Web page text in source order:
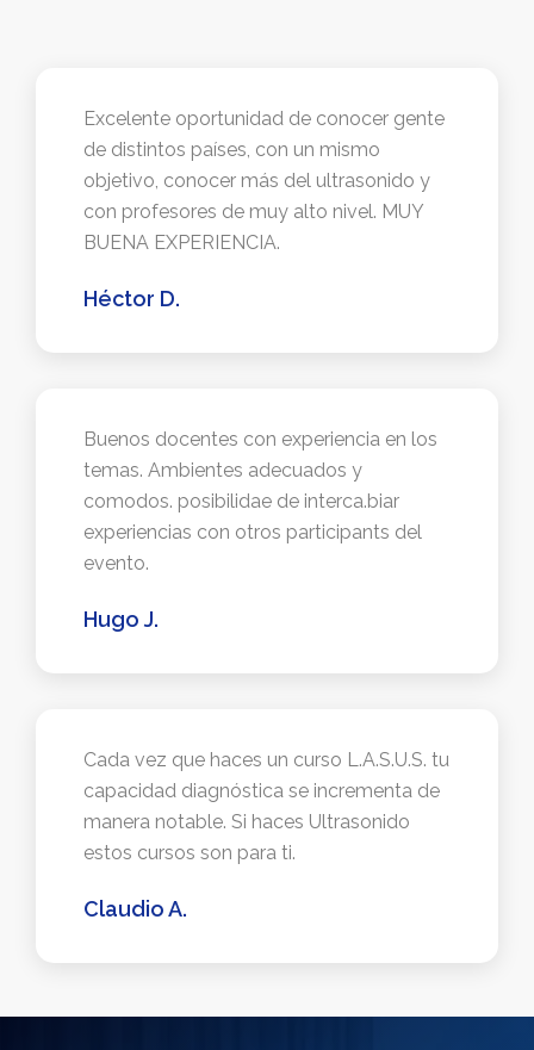
Excelente oportunidad de conocer gente
de distintos países, con un mismo
objetivo, conocer más del ultrasonido y
con profesores de muy alto nivel. MUY
BUENA EXPERIENCIA.
Héctor D.
Buenos docentes con experiencia en los
temas. Ambientes adecuados y
comodos. posibilidae de interca.biar
experiencias con otros participants del
evento.
Hugo J.
Cada vez que haces un curso L.A.S.U.S. tu
capacidad diagnóstica se incrementa de
manera notable. Si haces Ultrasonido
estos cursos son para ti.
Claudio A.